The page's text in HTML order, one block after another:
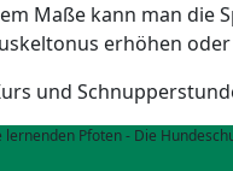
Maße kann man
erhöhen
und
Pfoten - Die